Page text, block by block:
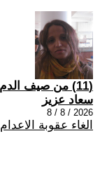
(11) من صيف الدم إلى حاضر الإعدامات
سعاد عزيز
2026 / 8 / 8
الغاء عقوبة الاعدام